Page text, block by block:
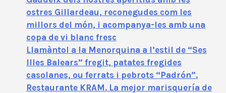
ostres Gillardeau, reconegudes com les
millors del món, i acompanya-les amb una
copa de vi blanc fresc
Llamàntol a la Menorquina a l’estil de “Ses
Illes Balears” fregit, patates fregides
casolanes, ou ferrats i pebrots “Padrón”.
Restaurante KRAM. La mejor marisquería de